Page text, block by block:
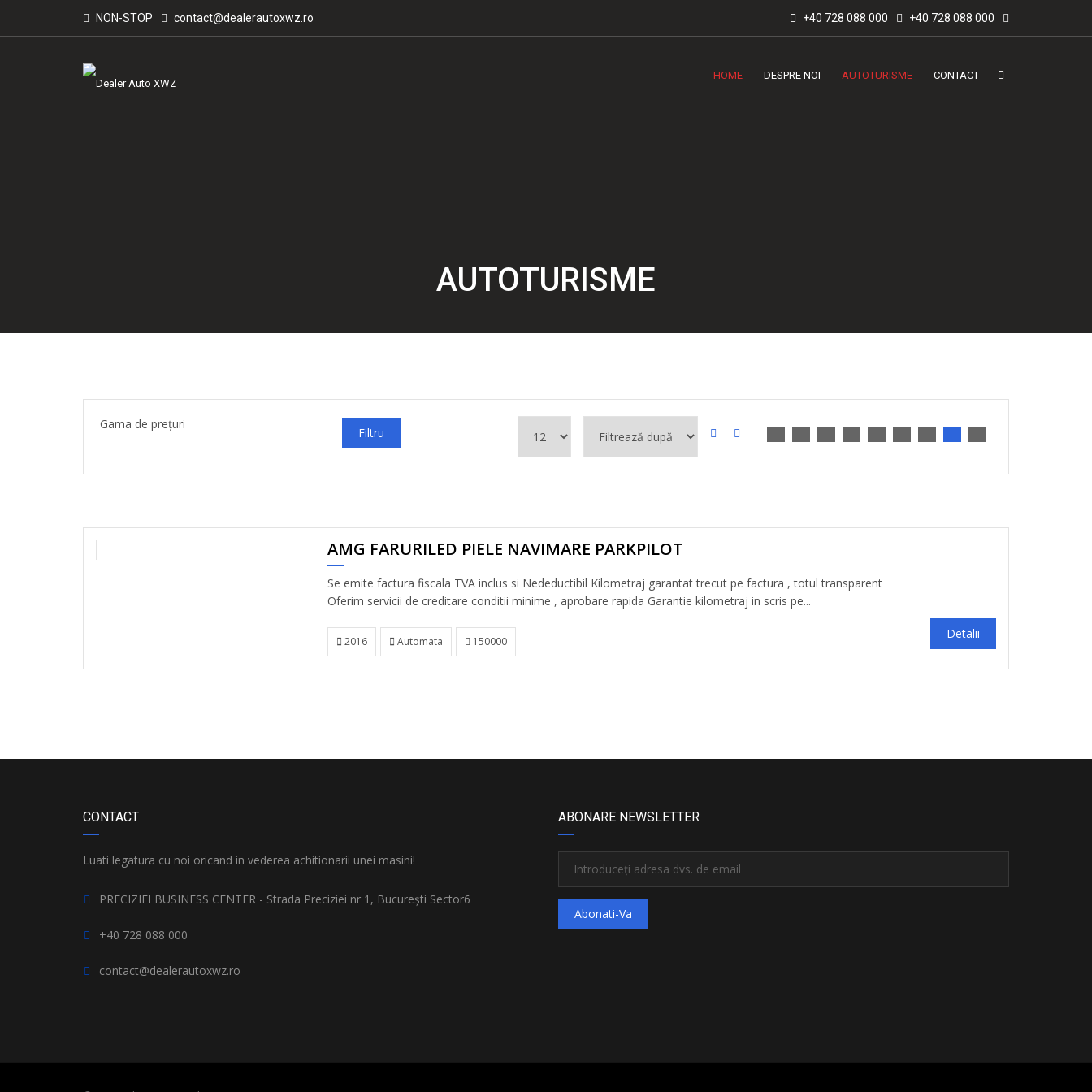
NON-STOP contact@dealerautoxwz.ro +40 728 088 000 +40 728 088 000
HOME DESPRE NOI AUTOTURISME CONTACT
AUTOTURISME
Gama de prețuri
Filtru
AMG FARURILED PIELE NAVIMARE PARKPILOT
Se emite factura fiscala TVA inclus si Nedeductibil Kilometraj garantat trecut pe factura , totul transparent
Oferim servicii de creditare conditii minime , aprobare rapida Garantie kilometraj in scris pe...
Detalii
2016 Automata 150000
CONTACT
Luati legatura cu noi oricand in vederea achitionarii unei masini!
PRECIZIEI BUSINESS CENTER - Strada Preciziei nr 1, București Sector6
+40 728 088 000
contact@dealerautoxwz.ro
ABONARE NEWSLETTER
Abonati-Va